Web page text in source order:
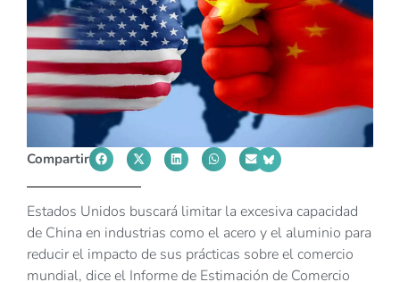
Compartir
Estados Unidos buscará limitar la excesiva capacidad
de China en industrias como el acero y el aluminio para
reducir el impacto de sus prácticas sobre el comercio
mundial, dice el Informe de Estimación de Comercio